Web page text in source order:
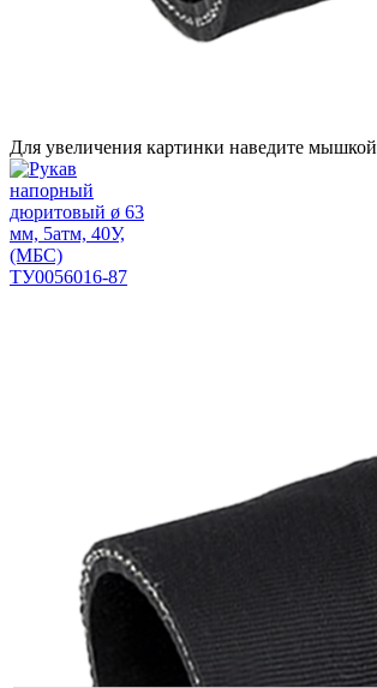
Для увеличения картинки наведите мышкой